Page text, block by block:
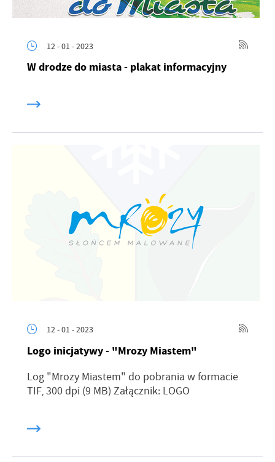
12 - 01 - 2023
W drodze do miasta - plakat informacyjny
12 - 01 - 2023
Logo inicjatywy - "Mrozy Miastem"
Log "Mrozy Miastem" do pobrania w formacie
TIF, 300 dpi (9 MB) Załącznik: LOGO